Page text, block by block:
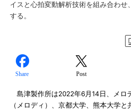
イスと心拍変動解析技術を組み合わせ
する。
Share Post
島津製作所は2022年6月14日、メロ
（メロディ）、京都大学、熊本大学